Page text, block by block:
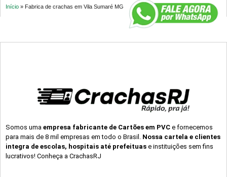
Início » Fabrica de crachas em Vila Sumaré MG
Somos uma empresa fabricante de Cartões em PVC e fornecemos
para mais de 8 mil empresas em todo o Brasil. Nossa cartela e clientes
integra de escolas, hospitais até prefeituas e instituições sem fins
lucrativos! Conheça a CrachasRJ